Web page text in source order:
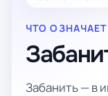
ЧТО ОЗНАЧАЕТ
Забанить — в